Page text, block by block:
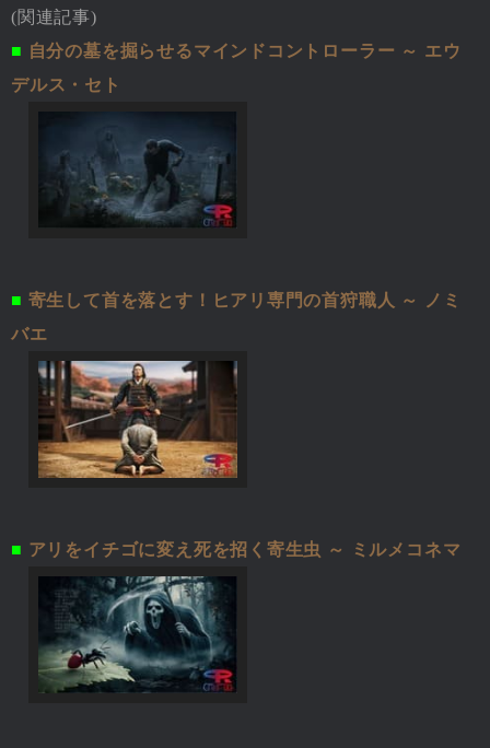
(関連記事)
■
自分の墓を掘らせるマインドコントローラー ～ エウ
デルス・セト
■ 寄生して首を落とす！ヒアリ専門の首狩職人 ～ ノミ
バエ
■ アリをイチゴに変え死を招く寄生虫 ～ ミルメコネマ